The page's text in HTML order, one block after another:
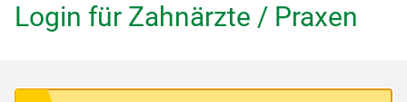
Login für Zahnärzte / Praxen